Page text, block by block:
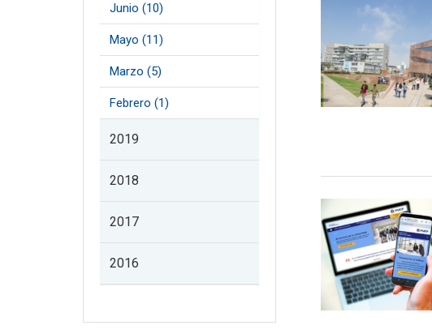
Junio (10)
Mayo (11)
Marzo (5)
Febrero (1)
2019
2018
2017
2016